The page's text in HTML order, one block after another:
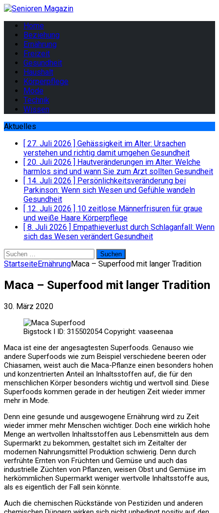
Home
Beziehung
Ernährung
Freizeit
Gesundheit
Haushalt
Körperpflege
Mode
Technik
Wissen
Aktuelles
[ 27. Juli 2026 ] Gehässigkeit im Alter: Ursachen
verstehen und richtig damit umgehen Gesundheit
[ 20. Juli 2026 ] Hautveränderungen im Alter: Welche
harmlos sind und wann Sie zum Arzt sollten Gesundheit
[ 14. Juli 2026 ] Persönlichkeitsveränderung bei
Parkinson: Wenn sich Wesen und Gefühle wandeln
Gesundheit
[ 12. Juli 2026 ] 10 zeitlose Männerfrisuren für graue
und weiße Haare Körperpflege
[ 8. Juli 2026 ] Empathieverlust durch Schlaganfall: Wenn
sich das Wesen verändert Gesundheit
Suchen
nach:
StartseiteErnährungMaca – Superfood mit langer Tradition
Maca – Superfood mit langer Tradition
30. März 2020
Bigstock I ID: 315502054 Copyright: vaaseenaa
Maca ist eine der angesagtesten Superfoods. Genauso wie
andere Superfoods wie zum Beispiel verschiedene beeren oder
Chiasamen, weist auch die Maca-Pflanze einen besonders hohen
und konzentrierten Anteil an Inhaltsstoffen auf, die für den
menschlichen Körper besonders wichtig und wertvoll sind. Diese
Superfoods kommen gerade in der heutigen Zeit wieder immer
mehr in Mode.
Denn eine gesunde und ausgewogene Ernährung wird zu Zeit
wieder immer mehr Menschen wichtiger. Doch eine wirklich hohe
Menge an wertvollen Inhaltsstoffen aus Lebensmitteln aus dem
Supermarkt zu bekommen, gestaltet sich im Zeitalter der
modernen Nahrungsmittel Produktion schwierig. Denn durch
verfrühte Ernten von Früchten und Gemüse und auch das
industrielle Züchten von Pflanzen, weisen Obst und Gemüse im
herkömmlichen Supermarkt weniger wertvolle Inhaltsstoffe aus,
als es eigentlich der Fall sein könnte.
Auch die chemischen Rückstände von Pestiziden und anderen